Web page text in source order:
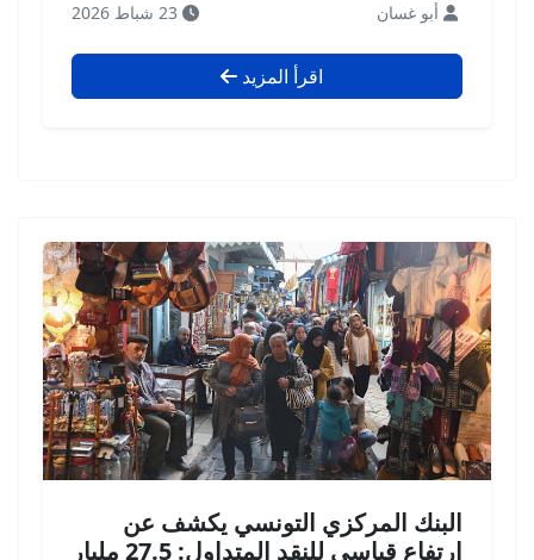
أبو غسان
اقرأ المزيد
البنك المركزي التونسي يكشف عن
ارتفاع قياسي للنقد المتداول: 27.5 مليار